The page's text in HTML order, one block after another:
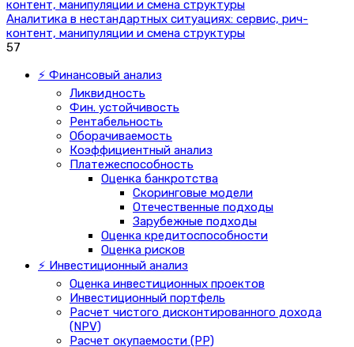
Аналитика в нестандартных ситуациях: сервис, рич-
контент, манипуляции и смена структуры
57
⚡ Финансовый анализ
Ликвидность
Фин. устойчивость
Рентабельность
Оборачиваемость
Коэффициентный анализ
Платежеспособность
Оценка банкротства
Скоринговые модели
Отечественные подходы
Зарубежные подходы
Оценка кредитоспособности
Оценка рисков
⚡ Инвестиционный анализ
Оценка инвестиционных проектов
Инвестиционный портфель
Расчет чистого дисконтированного дохода
(NPV)
Расчет окупаемости (PP)